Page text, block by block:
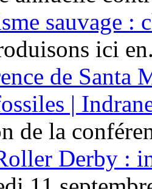
sauvage :
ici
de Santa
|
de la
Derby :